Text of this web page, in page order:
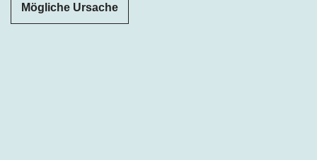
Mögliche Ursache